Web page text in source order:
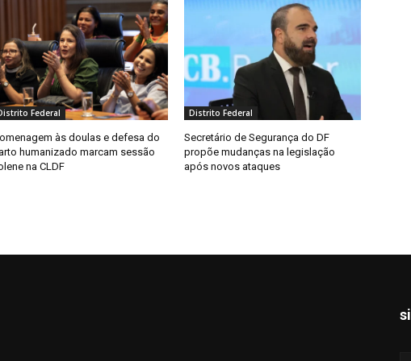
Federal
às doulas e defesa do
humanizado marcam sessão
na CLDF
Distrito Federal
Secretário de Segurança do DF
propõe mudanças na legislação
após novos ataques